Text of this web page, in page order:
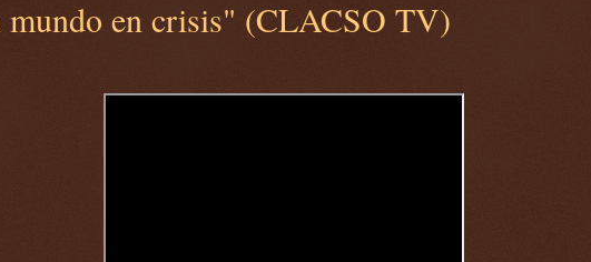
mundo en crisis" (CLACSO TV)